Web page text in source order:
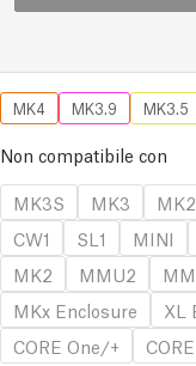
MK4 MK3.9 MK3.5
Non compatibile con
MK3S
MK3
CW1
SL1 MINI
MK2
MMU2
MKx Enclosure
XL
CORE One/+